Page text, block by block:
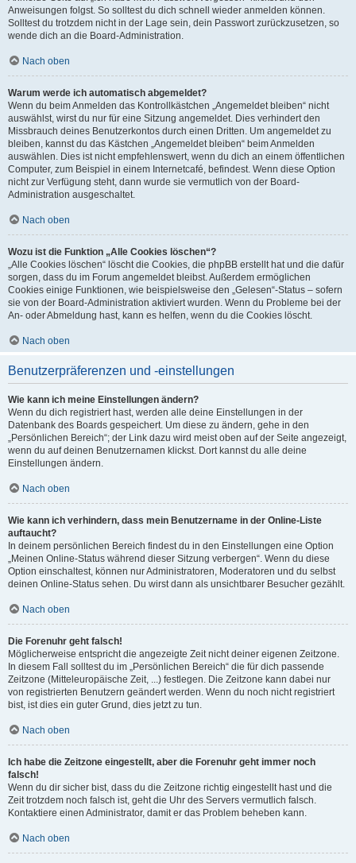
Anweisungen folgst. So solltest du dich schnell wieder anmelden können.
Solltest du trotzdem nicht in der Lage sein, dein Passwort zurückzusetzen, so
wende dich an die Board-Administration.
Nach oben
Warum werde ich automatisch abgemeldet?
Wenn du beim Anmelden das Kontrollkästchen „Angemeldet bleiben“ nicht
auswählst, wirst du nur für eine Sitzung angemeldet. Dies verhindert den
Missbrauch deines Benutzerkontos durch einen Dritten. Um angemeldet zu
bleiben, kannst du das Kästchen „Angemeldet bleiben“ beim Anmelden
auswählen. Dies ist nicht empfehlenswert, wenn du dich an einem öffentlichen
Computer, zum Beispiel in einem Internetcafé, befindest. Wenn diese Option
nicht zur Verfügung steht, dann wurde sie vermutlich von der Board-
Administration ausgeschaltet.
Nach oben
Wozu ist die Funktion „Alle Cookies löschen“?
„Alle Cookies löschen“ löscht die Cookies, die phpBB erstellt hat und die dafür
sorgen, dass du im Forum angemeldet bleibst. Außerdem ermöglichen
Cookies einige Funktionen, wie beispielsweise den „Gelesen“-Status – sofern
sie von der Board-Administration aktiviert wurden. Wenn du Probleme bei der
An- oder Abmeldung hast, kann es helfen, wenn du die Cookies löscht.
Nach oben
Benutzerpräferenzen und -einstellungen
Wie kann ich meine Einstellungen ändern?
Wenn du dich registriert hast, werden alle deine Einstellungen in der
Datenbank des Boards gespeichert. Um diese zu ändern, gehe in den
„Persönlichen Bereich“; der Link dazu wird meist oben auf der Seite angezeigt,
wenn du auf deinen Benutzernamen klickst. Dort kannst du alle deine
Einstellungen ändern.
Nach oben
Wie kann ich verhindern, dass mein Benutzername in der Online-Liste
auftaucht?
In deinem persönlichen Bereich findest du in den Einstellungen eine Option
„Meinen Online-Status während dieser Sitzung verbergen“. Wenn du diese
Option einschaltest, können nur Administratoren, Moderatoren und du selbst
deinen Online-Status sehen. Du wirst dann als unsichtbarer Besucher gezählt.
Nach oben
Die Forenuhr geht falsch!
Möglicherweise entspricht die angezeigte Zeit nicht deiner eigenen Zeitzone.
In diesem Fall solltest du im „Persönlichen Bereich“ die für dich passende
Zeitzone (Mitteleuropäische Zeit, ...) festlegen. Die Zeitzone kann dabei nur
von registrierten Benutzern geändert werden. Wenn du noch nicht registriert
bist, ist dies ein guter Grund, dies jetzt zu tun.
Nach oben
Ich habe die Zeitzone eingestellt, aber die Forenuhr geht immer noch
falsch!
Wenn du dir sicher bist, dass du die Zeitzone richtig eingestellt hast und die
Zeit trotzdem noch falsch ist, geht die Uhr des Servers vermutlich falsch.
Kontaktiere einen Administrator, damit er das Problem beheben kann.
Nach oben